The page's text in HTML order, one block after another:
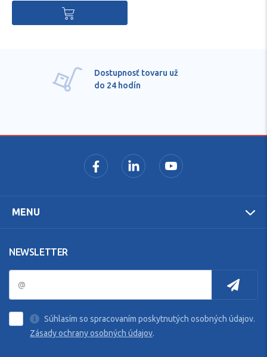
Pre každú položku
technické kvalifikované
MENU
NEWSLETTER
Súhlasím so spracovaním poskytnutých osobných údajov.
Zásady ochrany osobných údajov.